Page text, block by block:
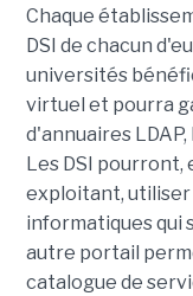
Chaque
DSI de chacun
universités
virtuel et pourra
d'annuaires
Les DSI pourront,
exploitant, utiliser
informatiques qui
autre portail
catalogue de